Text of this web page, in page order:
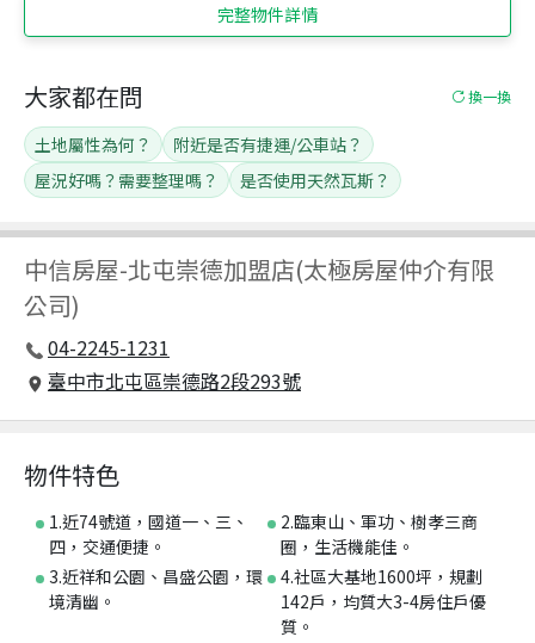
完整物件詳情
中信房屋-北屯崇德加盟店(太極房屋仲介有限
公司)
04-2245-1231
臺中市北屯區崇德路2段293號
大家都在問 換一換
土地屬性為何？
附近是否有捷運/公車站？
屋況好嗎？需要整理嗎？
是否使用天然瓦斯？
物件特色
1.近74號道，國道一、三、
四，交通便捷。
2.臨東山、軍功、樹孝三商
圈，生活機能佳。
3.近祥和公園、昌盛公園，環
境清幽。
4.社區大基地1600坪，規劃
142戶，均質大3-4房住戶優
質。